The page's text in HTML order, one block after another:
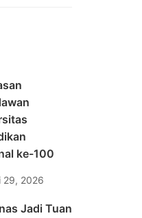
ke-100
29, 2026
Jadi Tuan